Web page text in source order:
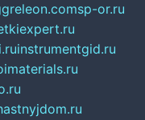
greleon.comsp-or.ru
instrumentgid.ru